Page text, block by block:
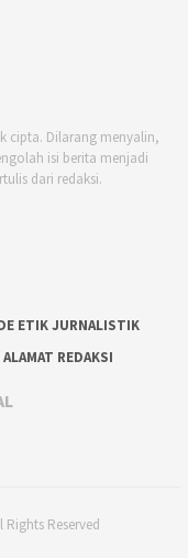
cipta. Dilarang menyalin,
isi berita menjadi
dari redaksi.
ETIK JURNALISTIK
ALAMAT REDAKSI
Reserved